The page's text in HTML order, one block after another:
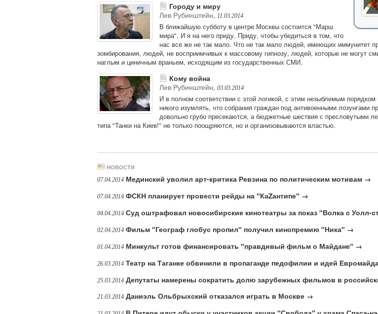
Городу и миру
Лев Рубинштейн, 11.03.2014
В ближайшую субботу в центре Москвы состоится "Марш
мира". И я на него приду. Приду, чтобы убедиться в том, что
нас все же не так мало. Что не так мало людей, имеющих иммунитет
зомбирования, людей, не восприимчивых к массовому гипнозу, людей, которые не могут
наглым и циничным враньем, исходящим из государственных СМИ.
Кому война
Лев Рубинштейн, 03.03.2014
И в полном соответствии с этой логикой, с этим незыблемым
никого изумлять, что собрания граждан под антивоенными лозунгами
довольно грубо пресекаются, а бюджетные шествия с пресловутыми
типа "Танки на Киев!" не только поощряются, но и организовываются властью.
НОВОСТИ
07.04.2014 Мединский уволил арт-критика Ревзина по политическим мотивам →
07.04.2014 ФСКН планирует провести рейды на "КаZантипе" →
04.04.2014 Суд оштрафовал новосибирские кинотеатры за показ "Волка с Уолл-
02.04.2014 Фильм "Географ глобус пропил" получил кинопремию "Ника" →
01.04.2014 Минкульт готов финансировать "правдивый фильм о Майдане" →
26.03.2014 Театр на Таганке обвинили в пропаганде педофилии и идей
25.03.2014 Депутаты намерены сократить долю зарубежных фильмов в
21.03.2014 Даниэль Ольбрыхский отказался играть в Москве →